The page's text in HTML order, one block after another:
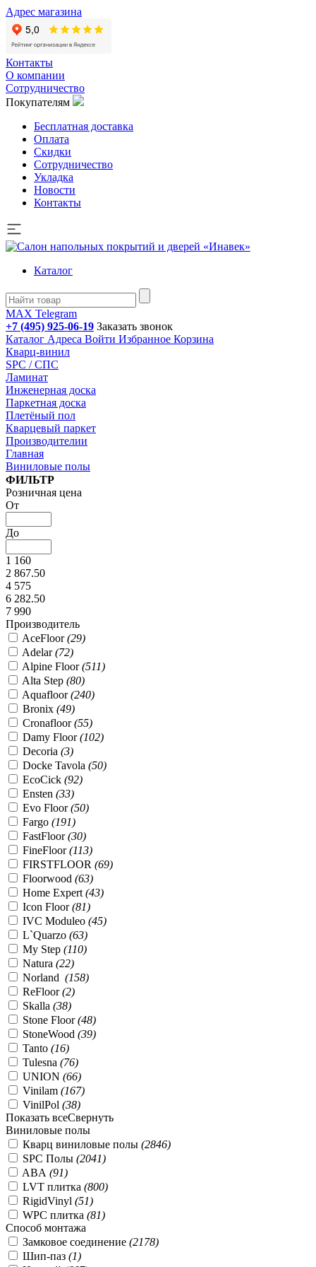
Адрес магазина
Контакты
О компании
Сотрудничество
Покупателям
Бесплатная доставка
Оплата
Скидки
Сотрудничество
Укладка
Новости
Контакты
Каталог
MAX Telegram
+7 (495) 925-06-19 Заказать звонок
Каталог Адреса Войти Избранное Корзина
Кварц-винил
SPC / СПС
Ламинат
Инженерная доска
Паркетная доска
Плетёный пол
Кварцевый паркет
Производителии
Главная
Виниловые полы
Подбор параметров
ФИЛЬТР
Розничная цена
От
До
1 160
2 867.50
4 575
6 282.50
7 990
Производитель
AceFloor(29)
Adelar(72)
Alpine Floor(511)
Alta Step (80)
Aquafloor(240)
Bronix (49)
Cronafloor(55)
Damy Floor(102)
Decoria (3)
Docke Tavola (50)
EcoCick (92)
Ensten (33)
Evo Floor(50)
Fargo (191)
FastFloor(30)
FineFloor(113)
FIRSTFLOOR (69)
Floorwood (63)
Home Expert (43)
Icon Floor(81)
IVC Moduleo (45)
L`Quarzo (63)
My Step (110)
Natura (22)
Norland (158)
ReFloor(2)
Skalla (38)
Stone Floor(48)
StoneWood (39)
Tanto (16)
Tulesna (76)
UNION (66)
Vinilam (167)
VinilPol (38)
Показать всеСвернуть
Виниловые полы
Кварц виниловые полы (2846)
SPC Полы (2041)
ABA (91)
LVT плитка (800)
RigidVinyl (51)
WPC плитка (81)
Способ монтажа
Замковое соединение (2178)
Шип-паз (1)